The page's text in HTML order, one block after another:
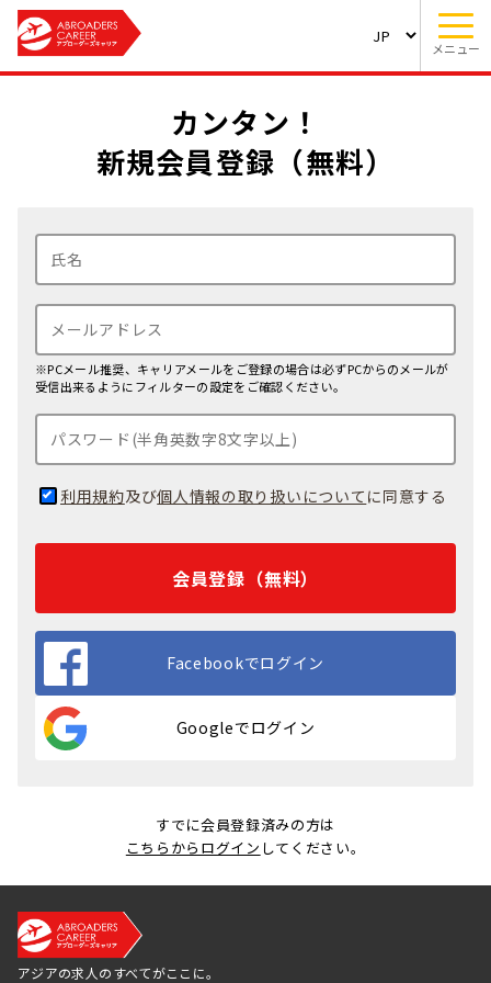
メニュー
カンタン！
新規会員登録（無料）
※PCメール推奨、キャリアメールをご登録の場合は必ずPCからのメールが
受信出来るようにフィルターの設定をご確認ください。
利用規約及び個人情報の取り扱いについて に同意する
会員登録（無料）
Facebookでログイン
Googleでログイン
すでに会員登録済みの方は
こちらからログイン してください。
アジアの求人のすべてがここに。